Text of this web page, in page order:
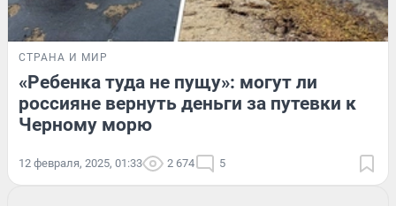
СТРАНА И МИР
«Ребенка туда не пущу»: могут ли
россияне вернуть деньги за путевки к
Черному морю
12 февраля, 2025, 01:33 2 674 5